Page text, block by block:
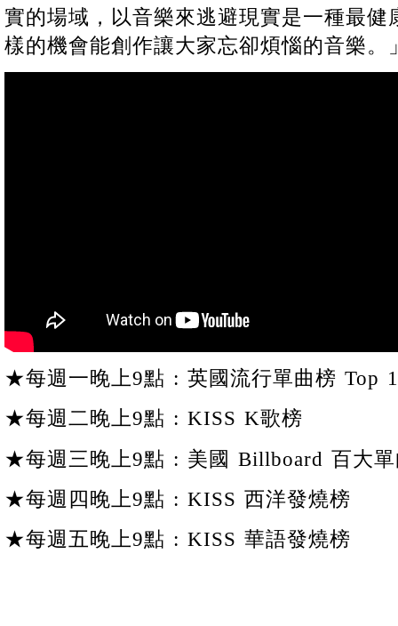
實的場域，以音樂來逃避現實是一種最
樣的機會能創作讓大家忘卻煩惱的音樂。
★每週一晚上9點 : 英國流行單曲榜 Top
★每週二晚上9點 : KISS K歌榜
★每週三晚上9點 : 美國 Billboard 百大
★每週四晚上9點 : KISS 西洋發燒榜
★每週五晚上9點 : KISS 華語發燒榜